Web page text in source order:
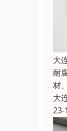
大
耐
材
大
23-